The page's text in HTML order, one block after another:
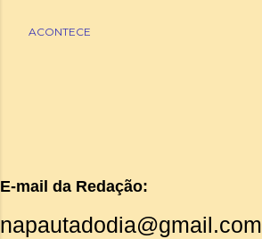
ACONTECE
E-mail da Redação:
napautadodia@gmail.com